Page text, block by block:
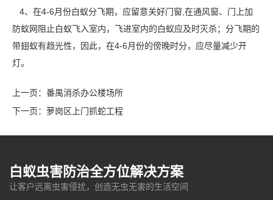
4、在4-6月份白蚁分飞期，应留意关好门窗,在通风窗、门上加
防蚁网阻止白蚁飞入室内，飞进室内的白蚁应及时灭杀；分飞期的
带翅蚁有趋光性，因此，在4-6月份的傍晚时分，应尽量减少开
灯。
上一页： 番禺消杀办公楼场所
下一页： 萝岗区上门抓蛇工程
白蚁虫害防治全方位解决方案
让客户远离虫害侵扰，创造无虫无害的生活空间